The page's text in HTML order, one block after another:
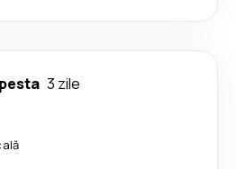
3 zile